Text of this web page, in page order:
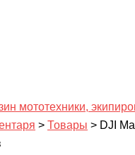
мототехники,
> Товары > DJI